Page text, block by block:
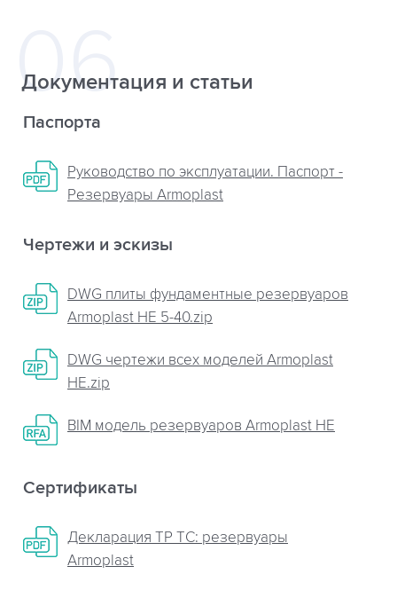
Документация и статьи
Паспорта
Руководство по эксплуатации. Паспорт -
Резервуары Armoplast
Чертежи и эскизы
DWG плиты фундаментные резервуаров
Armoplast НЕ 5-40.zip
DWG чертежи всех моделей Armoplast
НЕ.zip
BIM модель резервуаров Armoplast HE
Сертификаты
Декларация ТР ТС: резервуары
Armoplast